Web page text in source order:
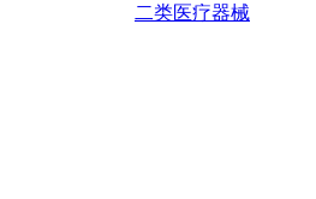
二类医疗器械